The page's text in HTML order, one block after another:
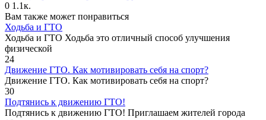
0 1.1к.
Вам также может понравиться
Ходьба и ГТО
Ходьба и ГТО Ходьба это отличный способ улучшения
физической
24
Движение ГТО. Как мотивировать себя на спорт?️
Движение ГТО. Как мотивировать себя на спорт?
30
Подтянись к движению ГТО!
Подтянись к движению ГТО! Приглашаем жителей города